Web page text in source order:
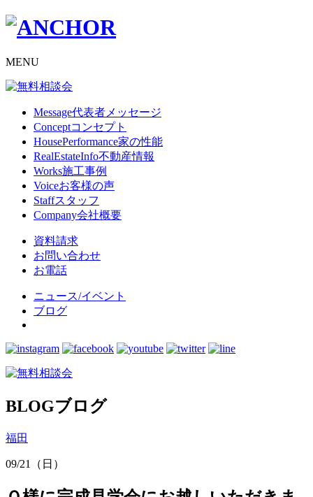
MENU
Message代表者メッセージ
Conceptコンセプト
HousePerformance家の性能
RealEstateInfo不動産情報
Works施工事例
Voiceお客様の声
Staffスタッフ
Company会社概要
資料請求
お問い合わせ
お電話
ニュース/イベント
ブログ
BLOGブログ
福田
09/21（日）